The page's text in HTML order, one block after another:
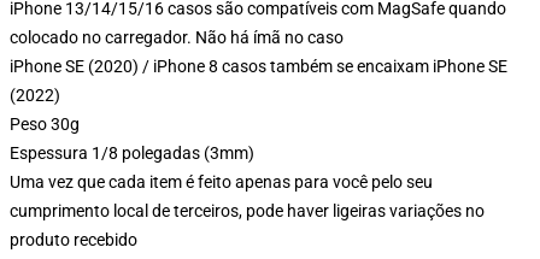
iPhone 13/14/15/16 casos são compatíveis com MagSafe quando
colocado no carregador. Não há ímã no caso
iPhone SE (2020) / iPhone 8 casos também se encaixam iPhone SE
(2022)
Peso 30g
Espessura 1/8 polegadas (3mm)
Uma vez que cada item é feito apenas para você pelo seu
cumprimento local de terceiros, pode haver ligeiras variações no
produto recebido